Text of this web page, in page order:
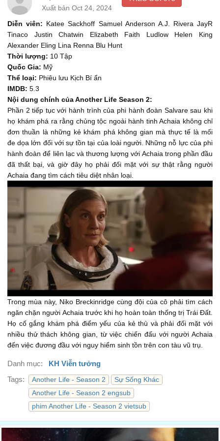
- Tôi sẽ ra sao... - Cô sẽ vượt qua.
This is the Prodeo calling out to the Salvare. Salvare, do you
copy?
Đây là Prodeo gọi tới Salvare. Nghe rõ không?
This is the Prodeo broadcasting on all frequencies for the
Salvare.
Đây là Prodeo phát sóng trên mọi tần số tới Salvare.
This is the Prodeo calling out to the Salvare. Salvare, do you
copy?
Đây là Prodeo đang gọi Salvare. Nghe rõ không?
01:10
This is the Prodeo calling out to the Salvare. Do you copy?
Đây là Prodeo gọi Salvare. Nghe rõ không?
What about... Laika?
01:23
You don't think it's risky naming a planet after a dog
Cô không thấy liều khi gọi hành tinh bằng tên con chó
that got launched one-way into space?
phóng một chiều vào vũ trụ à?
01:28
Hey, both of you.
Này, cả hai cô.
01:30
We're not naming the planet because we're not staying on
the planet.
Ta không đặt tên cho nó vì ta không ở lại đây.
01:31
Hey, Cas. Check this out.
Này Cas. Xem này.
This is the Prodeo broadcasting on all frequencies to the
Salvare.
Đây là Prodeo phát sóng trên mọi tần số tới Salvare.
01:36
Xuất bản Oct 24, 2024
Diễn viên: Katee Sackhoff Samuel Anderson A.J. Rivera JayR
Tinaco Justin Chatwin Elizabeth Faith Ludlow Helen King
Alexander Eling Lina Renna Blu Hunt
Thời lượng: 10 Tập
Quốc Gia: Mỹ
Thể loại: Phiêu lưu Kịch Bí ẩn
IMDB: 5.3
Nội dung chính của Another Life Season 2:
Phần 2 tiếp tục với hành trình của phi hành đoàn Salvare sau khi
họ khám phá ra rằng chủng tộc ngoài hành tinh Achaia không chỉ
đơn thuần là những kẻ khám phá không gian mà thực tế là mối
đe dọa lớn đối với sự tồn tại của loài người. Những nỗ lực của phi
hành đoàn để liên lạc và thương lượng với Achaia trong phần đầu
đã thất bại, và giờ đây họ phải đối mặt với sự thật rằng người
Achaia đang tìm cách tiêu diệt nhân loại.
Trong mùa này, Niko Breckinridge cùng đội của cô phải tìm cách
ngăn chặn người Achaia trước khi họ hoàn toàn thống trị Trái Đất.
Họ cố gắng khám phá điểm yếu của kẻ thù và phải đối mặt với
nhiều thử thách không gian, từ việc chiến đấu với người Achaia
đến việc đương đầu với nguy hiểm sinh tồn trên con tàu vũ trụ.
Danh mục:
KH Viễn tưởng
Tags:
Another Life - Season 2
Sự Sống Khác
Another Life - Season 2 engsub
phim Another Life - Season 2 vietsub